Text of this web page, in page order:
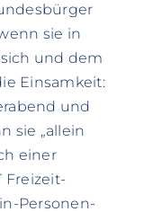
sie in
und dem
Einsamkeit:
und
sie „allein
einer
Freizeit-
Personen-